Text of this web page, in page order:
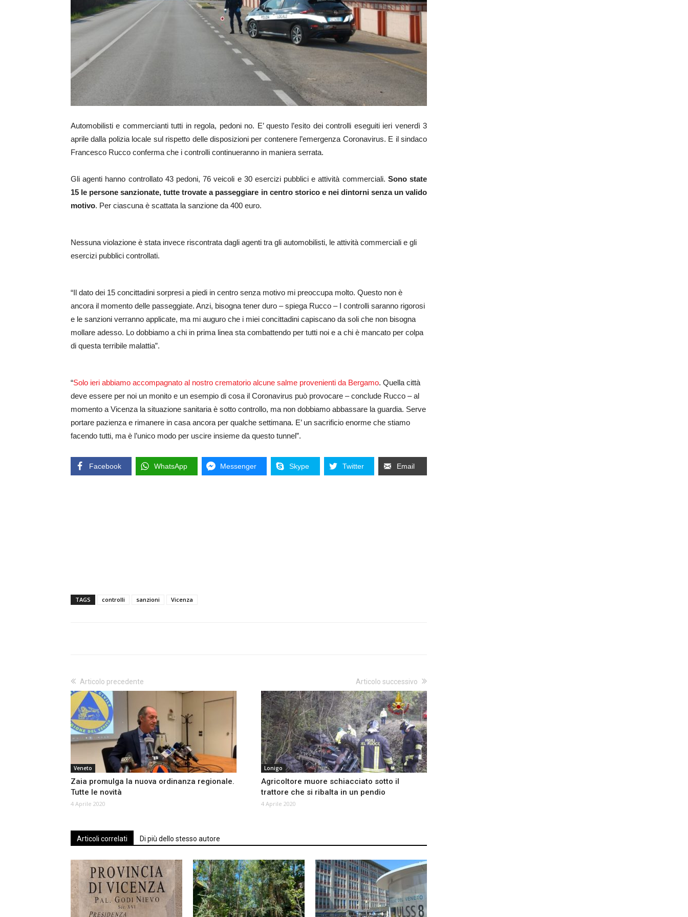
Automobilisti e commercianti tutti in regola, pedoni no. E’ questo l’esito dei controlli eseguiti ieri venerdì 3
aprile dalla polizia locale sul rispetto delle disposizioni per contenere l’emergenza Coronavirus. E il sindaco
Francesco Rucco conferma che i controlli continueranno in maniera serrata.
Gli agenti hanno controllato 43 pedoni, 76 veicoli e 30 esercizi pubblici e attività commerciali. Sono state
15 le persone sanzionate, tutte trovate a passeggiare in centro storico e nei dintorni senza un valido
motivo. Per ciascuna è scattata la sanzione da 400 euro.
Nessuna violazione è stata invece riscontrata dagli agenti tra gli automobilisti, le attività commerciali e gli
esercizi pubblici controllati.
“Il dato dei 15 concittadini sorpresi a piedi in centro senza motivo mi preoccupa molto. Questo non è
ancora il momento delle passeggiate. Anzi, bisogna tener duro – spiega Rucco – I controlli saranno rigorosi
e le sanzioni verranno applicate, ma mi auguro che i miei concittadini capiscano da soli che non bisogna
mollare adesso. Lo dobbiamo a chi in prima linea sta combattendo per tutti noi e a chi è mancato per colpa
di questa terribile malattia”.
“Solo ieri abbiamo accompagnato al nostro crematorio alcune salme provenienti da Bergamo. Quella città
deve essere per noi un monito e un esempio di cosa il Coronavirus può provocare – conclude Rucco – al
momento a Vicenza la situazione sanitaria è sotto controllo, ma non dobbiamo abbassare la guardia. Serve
portare pazienza e rimanere in casa ancora per qualche settimana. E’ un sacrificio enorme che stiamo
facendo tutti, ma è l’unico modo per uscire insieme da questo tunnel”.
Facebook WhatsApp Messenger Skype Twitter Email
TAGS controlli sanzioni Vicenza
Articolo precedente
Veneto
Zaia promulga la nuova ordinanza regionale.
Tutte le novità
4 Aprile 2020
Articolo successivo
Lonigo
Agricoltore muore schiacciato sotto il
trattore che si ribalta in un pendio
4 Aprile 2020
Articoli correlati Di più dello stesso autore